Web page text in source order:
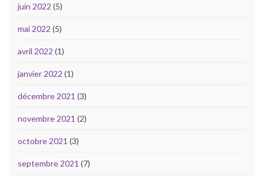
juin 2022 (5)
mai 2022 (5)
avril 2022 (1)
janvier 2022 (1)
décembre 2021 (3)
novembre 2021 (2)
octobre 2021 (3)
septembre 2021 (7)